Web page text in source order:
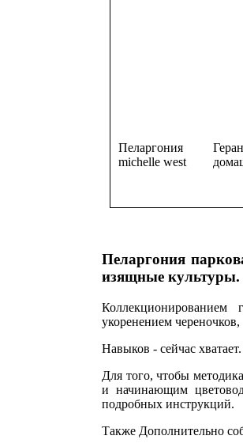
Пеларгония
michelle west
Пеларгония
изящные культуры.
укоренением
Навыков - сейчас
Для того, чтобы
и начинающим
подробных инструкций.
Также Дополнительно